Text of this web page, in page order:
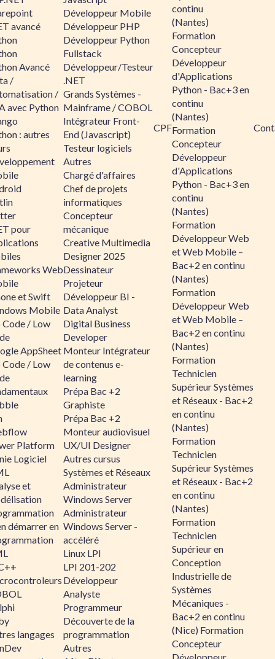
avancé
Avancé
/
/
avec Python
: autres
pour
Web
et Swift
Mobile
/ Low
AppSheet
/ Low
Platform
Logiciel
et
démarrer en
langages
Développeur Mobile
Développeur PHP
Développeur Python
Fullstack
Développeur/Testeur
.NET
Grands Systèmes -
Mainframe / COBOL
Intégrateur Front-
End (Javascript)
Testeur logiciels
Autres
Chargé d'affaires
Chef de projets
informatiques
Concepteur
mécanique
Creative Multimedia
Designer 2025
Dessinateur
Projeteur
Développeur BI -
Data Analyst
Digital Business
Developer
Monteur Intégrateur
de contenus e-
learning
Prépa Bac +2
Graphiste
Prépa Bac +2
Monteur audiovisuel
UX/UI Designer
Autres cursus
Systèmes et Réseaux
Administrateur
Windows Server
Administrateur
Windows Server -
accéléré
Linux LPI
LPI 201-202
Développeur
Analyste
Programmeur
Découverte de la
programmation
Autres
CPF
continu
(Nantes)
Formation
Concepteur
Développeur
d'Applications
Python - Bac+3 en
continu
(Nantes)
Formation
Concepteur
Développeur
d'Applications
Python - Bac+3 en
continu
(Nantes)
Formation
Développeur Web
et Web Mobile –
Bac+2 en continu
(Nantes)
Formation
Développeur Web
et Web Mobile –
Bac+2 en continu
(Nantes)
Formation
Technicien
Supérieur Systèmes
et Réseaux - Bac+2
en continu
(Nantes)
Formation
Technicien
Supérieur Systèmes
et Réseaux - Bac+2
en continu
(Nantes)
Formation
Technicien
Supérieur en
Conception
Industrielle de
Systèmes
Mécaniques -
Bac+2 en continu
(Nice) Formation
Concepteur